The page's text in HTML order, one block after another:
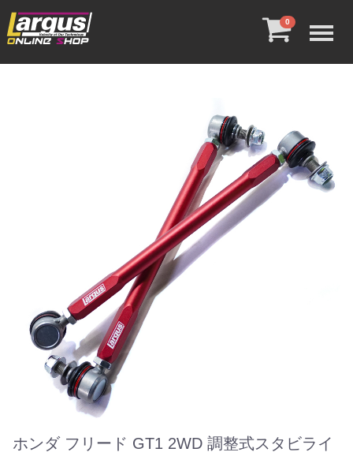
0
ホンダ フリード GT1 2WD 調整式スタビライ